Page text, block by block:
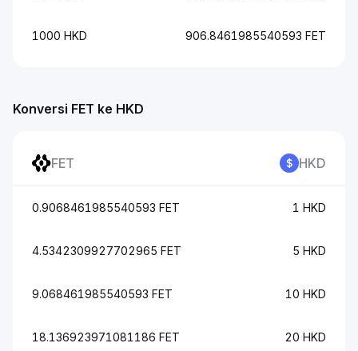
Konversi FET ke HKD
FET HKD
0.9068461985540593 FET 1 HKD
4.5342309927702965 FET 5 HKD
9.068461985540593 FET 10 HKD
18.136923971081186 FET 20 HKD
1000 HKD 906.8461985540593 FET